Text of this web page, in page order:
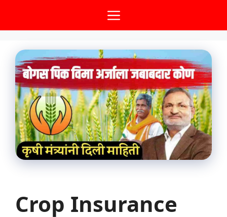
to
content
Menu
Crop Insurance